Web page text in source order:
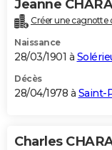
Jeanne
Créer une cagnotte
Naissance
28/03/1901 à
Décès
28/04/1978 à Saint-
Charles